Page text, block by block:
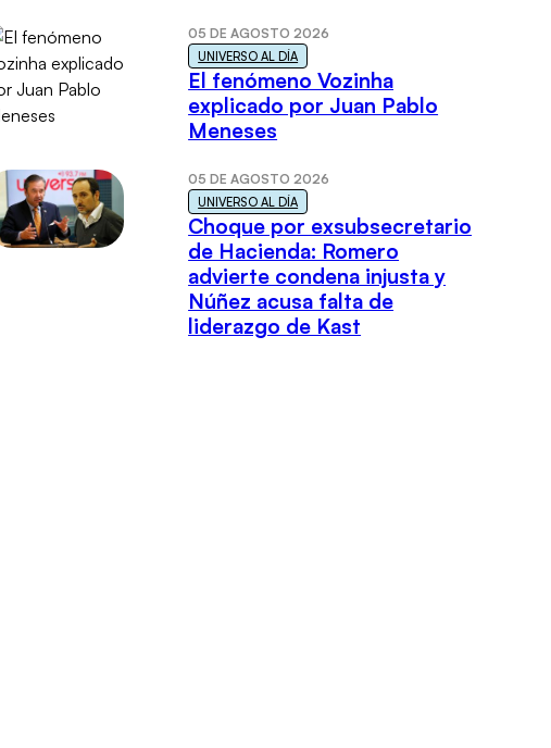
05 DE AGOSTO 2026
UNIVERSO AL DÍA
El fenómeno Vozinha
explicado por Juan Pablo
Meneses
05 DE AGOSTO 2026
UNIVERSO AL DÍA
Choque por exsubsecretario
de Hacienda: Romero
advierte condena injusta y
Núñez acusa falta de
liderazgo de Kast